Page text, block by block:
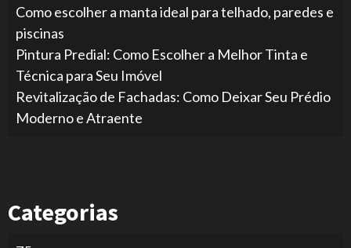
Como escolher a manta ideal para telhado, paredes e
piscinas
Pintura Predial: Como Escolher a Melhor Tinta e
Técnica para Seu Imóvel
Revitalização de Fachadas: Como Deixar Seu Prédio
Moderno e Atraente
Categorias